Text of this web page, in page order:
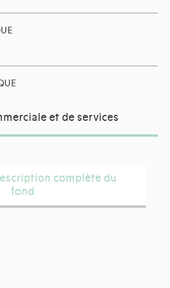
et de services
complète du
fond